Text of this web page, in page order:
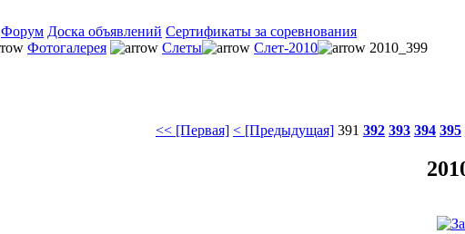
Форум Доска объявлений Сертификаты за соревнования
Фотогалерея Слеты Слет-2010 2010_399
<< [Первая] < [Предыдущая] 391 392 393 394 395